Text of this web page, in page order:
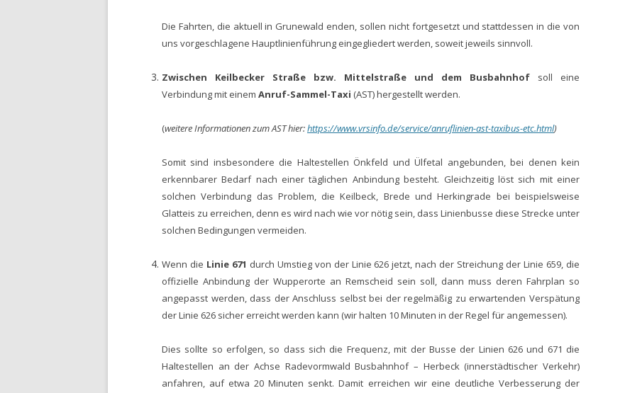
Die Fahrten, die aktuell in Grunewald enden, sollen nicht fortgesetzt und stattdessen in die von
uns vorgeschlagene Hauptlinienführung eingegliedert werden, soweit jeweils sinnvoll.
Zwischen Keilbecker Straße bzw. Mittelstraße und dem Busbahnhof soll eine
Verbindung mit einem Anruf-Sammel-Taxi (AST) hergestellt werden.
(weitere Informationenzum ASThier:https://www.vrsinfo.de/service/anruflinien-ast-taxibus-etc.html)
Somit sind insbesondere die Haltestellen Önkfeld und Ülfetal angebunden, bei denen kein
erkennbarer Bedarf nach einer täglichen Anbindung besteht. Gleichzeitig löst sich mit einer
solchen Verbindung das Problem, die Keilbeck, Brede und Herkingrade bei beispielsweise
Glatteis zu erreichen, denn es wird nach wie vor nötig sein, dass Linienbusse diese Strecke unter
solchen Bedingungen vermeiden.
Wenn die Linie 671 durch Umstieg von der Linie 626 jetzt, nach der Streichung der Linie 659, die
offizielle Anbindung der Wupperorte an Remscheid sein soll, dann muss deren Fahrplan so
angepasst werden, dass der Anschluss selbst bei der regelmäßig zu erwartenden Verspätung
der Linie 626 sicher erreicht werden kann (wir halten 10 Minuten in der Regel für angemessen).
Dies sollte so erfolgen, so dass sich die Frequenz, mit der Busse der Linien 626 und 671 die
Haltestellen an der Achse Radevormwald Busbahnhof – Herbeck (innerstädtischer Verkehr)
anfahren, auf etwa 20 Minuten senkt. Damit erreichen wir eine deutliche Verbesserung der